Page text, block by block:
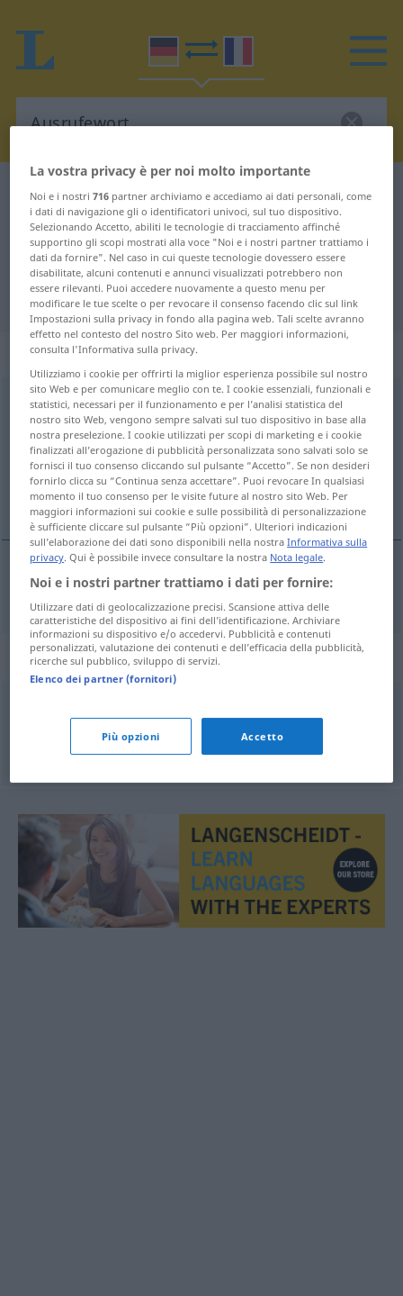
Dizionario Tedesco-Francese Ausrufewort
Traduzione Tedesco-Francese per
"Ausrufewort"
"Ausrufewort" traduzione Francese
„Ausrufewort“
Ausrufewortn < Ausrufewort(e)s ; -wörter>
Panoramica di tutte le traduzion
(Fai clic sulla/Tocca traduzione per maggiori dettagli)
interjection
interjectionf Ausrufewort
Sinonimi per "Ausrufewort"
Interjektion (Hauptform)
© OpenThesaurus.de
La vostra privacy è per noi molto importante
Noi e i nostri716 partner archiviamo e accediamo ai dati personali, come
i dati di navigazione gli o identificatori univoci, sul tuo dispositivo.
Selezionando Accetto, abiliti le tecnologie di tracciamento affinché
supportino gli scopi mostrati alla voce "Noi e i nostri partner trattiamo i
dati da fornire". Nel caso in cui queste tecnologie dovessero essere
disabilitate, alcuni contenuti e annunci visualizzati potrebbero non
essere rilevanti. Puoi accedere nuovamente a questo menu per
modificare le tue scelte o per revocare il consenso facendo clic sul link
Impostazioni sulla privacy in fondo alla pagina web. Tali scelte avranno
effetto nel contesto del nostro Sito web. Per maggiori informazioni,
consulta l'Informativa sulla privacy.
Utilizziamo i cookie per offrirti la miglior esperienza possibile sul nostro
sito Web e per comunicare meglio con te. I cookie essenziali, funzionali e
statistici, necessari per il funzionamento e per l’analisi statistica del
nostro sito Web, vengono sempre salvati sul tuo dispositivo in base alla
nostra preselezione. I cookie utilizzati per scopi di marketing e i cookie
finalizzati all’erogazione di pubblicità personalizzata sono salvati solo se
fornisci il tuo consenso cliccando sul pulsante “Accetto”. Se non desideri
fornirlo clicca su “Continua senza accettare”. Puoi revocare In qualsiasi
momento il tuo consenso per le visite future al nostro sito Web. Per
maggiori informazioni sui cookie e sulle possibilità di personalizzazione
è sufficiente cliccare sul pulsante “Più opzioni”. Ulteriori indicazioni
sull’elaborazione dei dati sono disponibili nella nostraInformativa sulla
privacy. Qui è possibile invece consultare la nostra Nota legale.
Noi e i nostri partner trattiamo i dati per fornire:
Utilizzare dati di geolocalizzazione precisi. Scansione attiva delle
caratteristiche del dispositivo ai fini dell’identificazione. Archiviare
informazioni su dispositivo e/o accedervi. Pubblicità e contenuti
personalizzati, valutazione dei contenuti e dell’efficacia della pubblicità,
ricerche sul pubblico, sviluppo di servizi.
Elenco dei partner (fornitori)
Più opzioni Accetto